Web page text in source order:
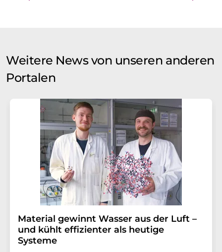
Weitere News von unseren anderen
Portalen
Material gewinnt Wasser aus der Luft –
und kühlt effizienter als heutige
Systeme